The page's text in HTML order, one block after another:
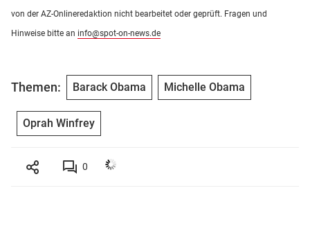
von der AZ-Onlineredaktion nicht bearbeitet oder geprüft. Fragen und
Hinweise bitte an info@spot-on-news.de
Themen: Barack Obama Michelle Obama
Oprah Winfrey
0